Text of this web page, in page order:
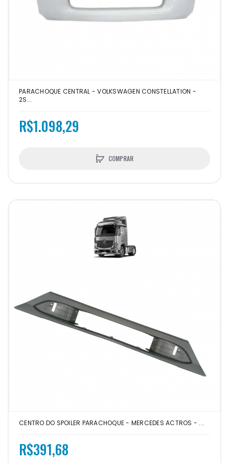
PARACHOQUE CENTRAL - VOLKSWAGEN CONSTELLATION -
2S...
R$1.098,29
COMPRAR
CENTRO DO SPOILER PARACHOQUE - MERCEDES ACTROS - ...
R$391,68